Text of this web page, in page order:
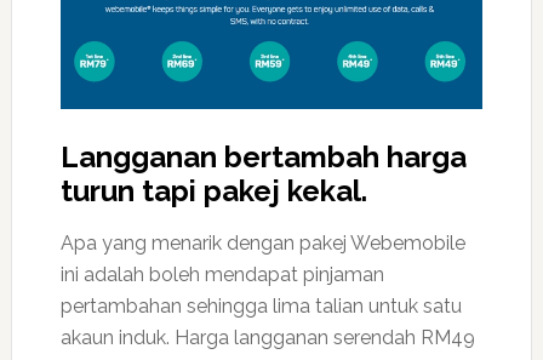
Langganan bertambah harga
turun tapi pakej kekal.
Apa yang menarik dengan pakej Webemobile
ini adalah boleh mendapat pinjaman
pertambahan sehingga lima talian untuk satu
akaun induk. Harga langganan serendah RM49